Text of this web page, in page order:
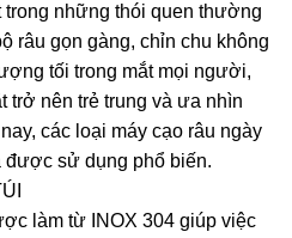
trong những thói quen thường
râu gọn gàng, chỉn chu không
tối trong mắt mọi người,
trở nên trẻ trung và ưa nhìn
các loại máy cạo râu ngày
được sử dụng phổ biến.
làm từ INOX 304 giúp việc